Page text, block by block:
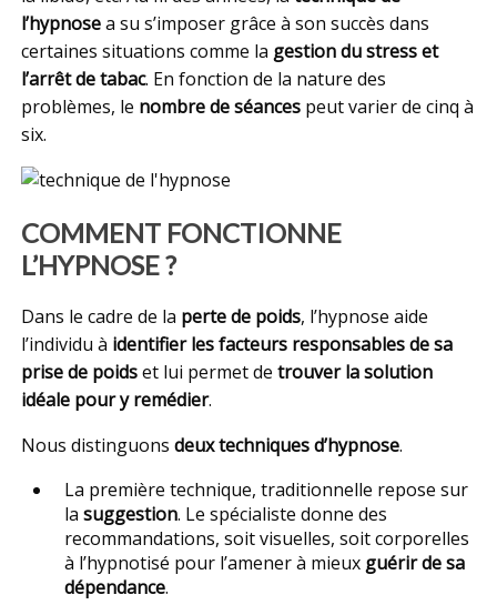
l’hypnosea su s’imposer grâce à son succès dans
certaines situations comme la gestion du stress et
l’arrêt de tabac. En fonction de la nature des
problèmes, le nombre de séancespeut varier de cinq à
six.
COMMENT FONCTIONNE
L’HYPNOSE ?
Dans le cadre de la perte de poids, l’hypnose aide
l’individu à identifier les facteurs responsables de sa
prise de poidset lui permet de trouver la solution
idéale pour y remédier.
Nous distinguons deux techniques d’hypnose.
La première technique, traditionnelle repose sur
la suggestion. Le spécialiste donne des
recommandations, soit visuelles, soit corporelles
à l’hypnotisé pour l’amener à mieux guérir de sa
dépendance.